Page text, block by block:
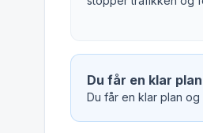
Du får en klar
Du får en klar plan